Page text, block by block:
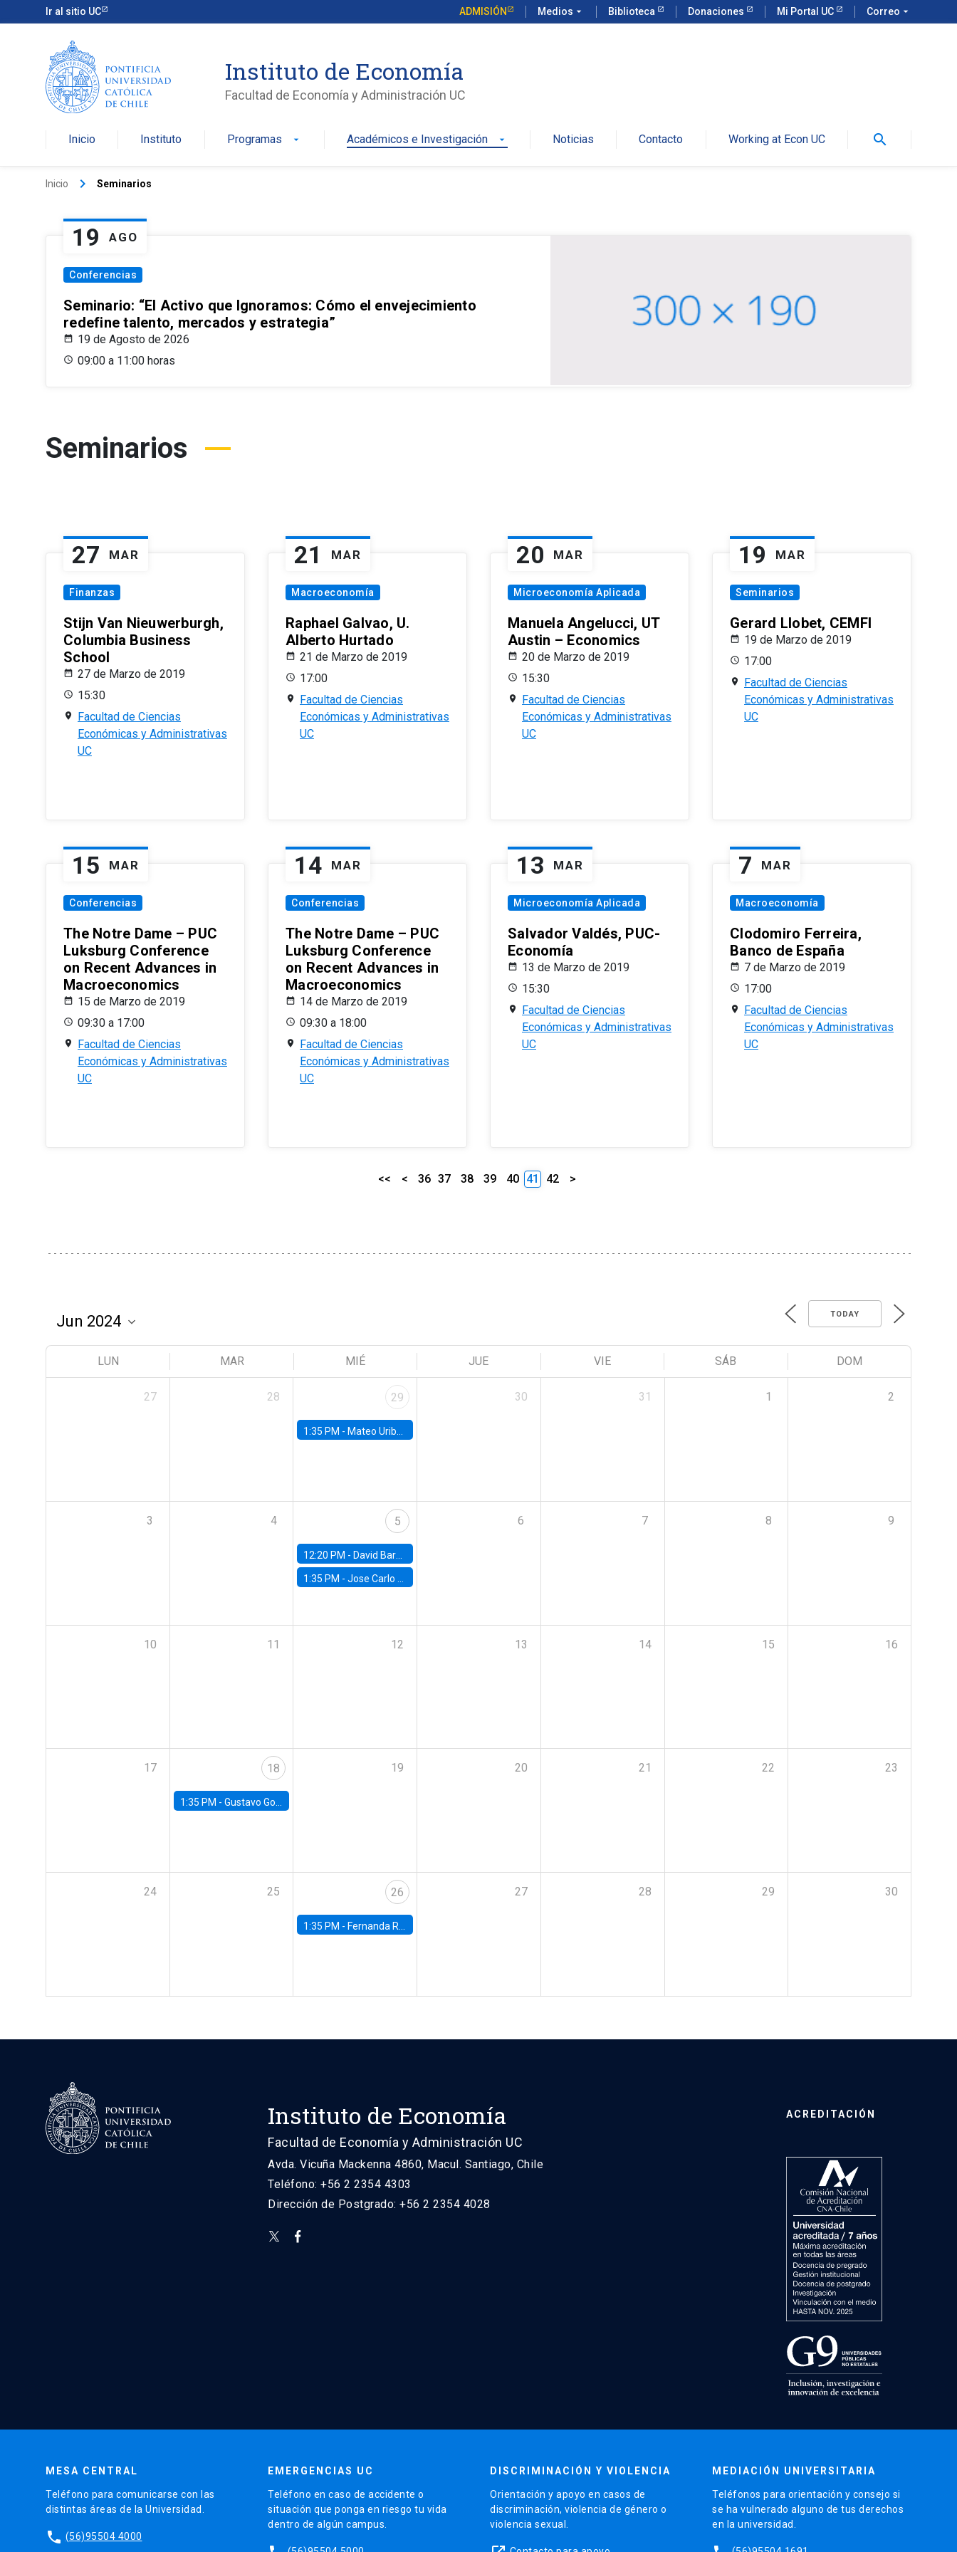
Ir al sitio UC ADMISIÓN Medios arrow_drop_down Biblioteca Donaciones Mi Portal UC Correo arrow_drop_down
Instituto de Economía
Facultad de Economía y Administración UC
Inicio Instituto Programas arrow_drop_down Académicos e Investigación arrow_drop_down Noticias Contacto Working at Econ UC search
Inicio keyboard_arrow_right Seminarios
19 AGO
Conferencias
Seminario: “El Activo que Ignoramos: Cómo el envejecimiento
redefine talento, mercados y estrategia”
19 de Agosto de 2026
09:00 a 11:00 horas
Seminarios
27 MAR
Finanzas
Stijn Van Nieuwerburgh,
Columbia Business
School
27 de Marzo de 2019
15:30
Facultad de Ciencias
Económicas y Administrativas
UC
21 MAR
Macroeconomía
Raphael Galvao, U.
Alberto Hurtado
21 de Marzo de 2019
17:00
Facultad de Ciencias
Económicas y Administrativas
UC
20 MAR
Microeconomía Aplicada
Manuela Angelucci, UT
Austin – Economics
20 de Marzo de 2019
15:30
Facultad de Ciencias
Económicas y Administrativas
UC
19 MAR
Seminarios
Gerard Llobet, CEMFI
19 de Marzo de 2019
17:00
Facultad de Ciencias
Económicas y Administrativas
UC
15 MAR
Conferencias
The Notre Dame – PUC
Luksburg Conference
on Recent Advances in
Macroeconomics
15 de Marzo de 2019
09:30 a 17:00
Facultad de Ciencias
Económicas y Administrativas
UC
14 MAR
Conferencias
The Notre Dame – PUC
Luksburg Conference
on Recent Advances in
Macroeconomics
14 de Marzo de 2019
09:30 a 18:00
Facultad de Ciencias
Económicas y Administrativas
UC
13 MAR
Microeconomía Aplicada
Salvador Valdés, PUC-
Economía
13 de Marzo de 2019
15:30
Facultad de Ciencias
Económicas y Administrativas
UC
7 MAR
Macroeconomía
Clodomiro Ferreira,
Banco de España
7 de Marzo de 2019
17:00
Facultad de Ciencias
Económicas y Administrativas
UC
<< < 36 37 38 39 40 41 42 >
TODAY
LUN MAR MIÉ JUE VIE SÁB DOM
27 28 29
1:35 PM - Mateo Uribe-Castro, Universidad de los Andes (Colombia)
30 31 1 2
3 4 5
12:20 PM - David Bardey, Universidad de los Andes - CEDE
1:35 PM -Jose Carlo Bermudez, UC (ME) & World Bank
6 7 8 9
10 11 12 13 14 15 16
17 18
1:35 PM - Gustavo González, Banco Central de Chile
19 20 21 22 23
24 25 26
1:35 PM - Fernanda Rojas Ampuero, University of Wisconsin-Madison
27 28 29 30
Instituto de Economía
Facultad de Economía y Administración UC
Avda. Vicuña Mackenna 4860, Macul. Santiago, Chile
Teléfono: +56 2 2354 4303
Dirección de Postgrado: +56 2 2354 4028
ACREDITACIÓN
MESA CENTRAL
Teléfono para comunicarse con las
distintas áreas de la Universidad.
phone (56)95504 4000
EMERGENCIAS UC
Teléfono en caso de accidente o
situación que ponga en riesgo tu vida
dentro de algún campus.
DISCRIMINACIÓN Y VIOLENCIA
Orientación y apoyo en casos de
discriminación, violencia de género o
violencia sexual.
MEDIACIÓN UNIVERSITARIA
Teléfonos para orientación y consejo si
se ha vulnerado alguno de tus derechos
en la universidad.